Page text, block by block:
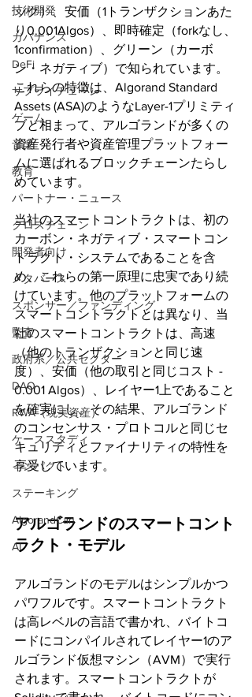
技術開発
ガバナンス
DeFi
サプライチェーン
ゲーム
音楽
教育
パートナー・ニュース
クロスチェーン
開発者向け
メタバース
スポンサー／ファンディング
監査
政府系／公共セクター
DAO
RWA（現実資産）
ケーススタディ
インパクト
ステーキング
AlgorandCan
AI
ック）、安価（1トランザクションあた
り0.001Algos）、即時確定（forkなし、
1confirmation）、グリーン（カーボ
ン・ネガティブ）で知られています。
これらの特徴は、Algorand Standard
Assets (ASA)のようなLayer-1プリミティ
ブと相まって、アルゴランドが多くの
資産発行者や資産管理プラットフォー
ムに選ばれるブロックチェーンたらし
めています。
当社のスマートコントラクトは、初の
カーボン・ネガティブ・スマートコン
トラクト・システムであることを含
め、これらの第一原理に忠実であり続
けています。他のプラットフォームの
スマートコントラクトとは異なり、当
社のスマートコントラクトは、高速
（他のトランザクションと同じ速
度）、安価（他の取引と同じコスト -
0.001 Algos）、レイヤー1上であること
を確実にし、その結果、アルゴランド
のコンセンサス・プロトコルと同じセ
キュリティとファイナリティの特性を
享受しています。
アルゴランドのスマートコント
ラクト・モデル
アルゴランドのモデルはシンプルかつ
パワフルです。スマートコントラクト
は高レベルの言語で書かれ、バイトコ
ードにコンパイルされてレイヤー1のア
ルゴランド仮想マシン（AVM）で実行
されます。スマートコントラクトが